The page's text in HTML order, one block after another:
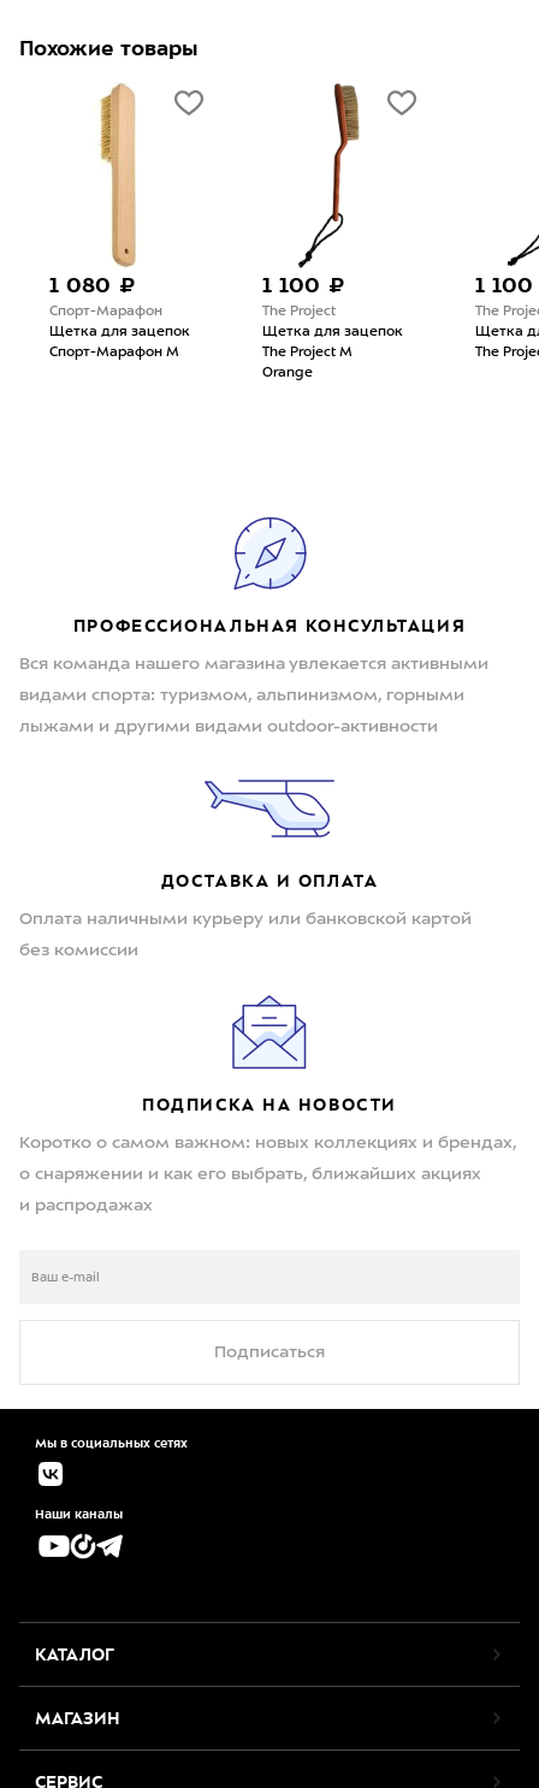
Похожие товары
1 080 ₽
Спорт-Марафон
Щетка для зацепок
Спорт-Марафон М
1 100 ₽
The Project
Щетка для зацепок
The Project M
Orange
1
The
Щетка
The
ПРОФЕССИОНАЛЬНАЯ КОНСУЛЬТАЦИЯ
Вся команда нашего магазина увлекается активными
видами спорта: туризмом, альпинизмом, горными
лыжами и другими видами outdoor-активности
ДОСТАВКА И ОПЛАТА
Оплата наличными курьеру или банковской картой
без комиссии
ПОДПИСКА НА НОВОСТИ
Коротко о самом важном: новых коллекциях и брендах,
о снаряжении и как его выбрать, ближайших акциях
и распродажах
Подписаться
Мы в социальных сетях
Наши каналы
КАТАЛОГ
МАГАЗИН
СЕРВИС